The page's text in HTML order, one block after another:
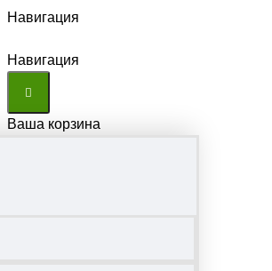
Навигация
Навигация
Ваша корзина